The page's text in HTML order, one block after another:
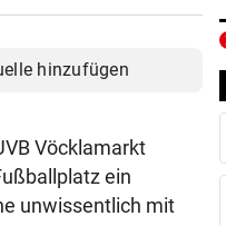
hinzufügen
Vöcklamarkt
ein
unwissentlich mit